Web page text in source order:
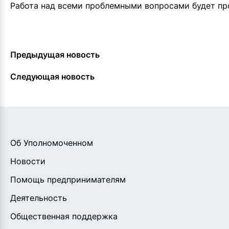
Работа над всеми проблемными вопросами будет
Предыдущая новость
Следующая новость
Об Уполномоченном
Новости
Помощь предпринимателям
Деятельность
Общественная поддержка